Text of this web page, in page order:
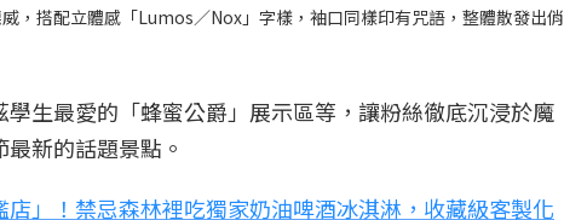
，搭配立體感「Lumos／Nox」字樣，袖口同樣印有咒語，整體散發出俏
生最愛的「蜂蜜公爵」展示區等，讓粉絲徹底沉浸於魔
新的話題景點。
」！禁忌森林裡吃獨家奶油啤酒冰淇淋，收藏級客製化